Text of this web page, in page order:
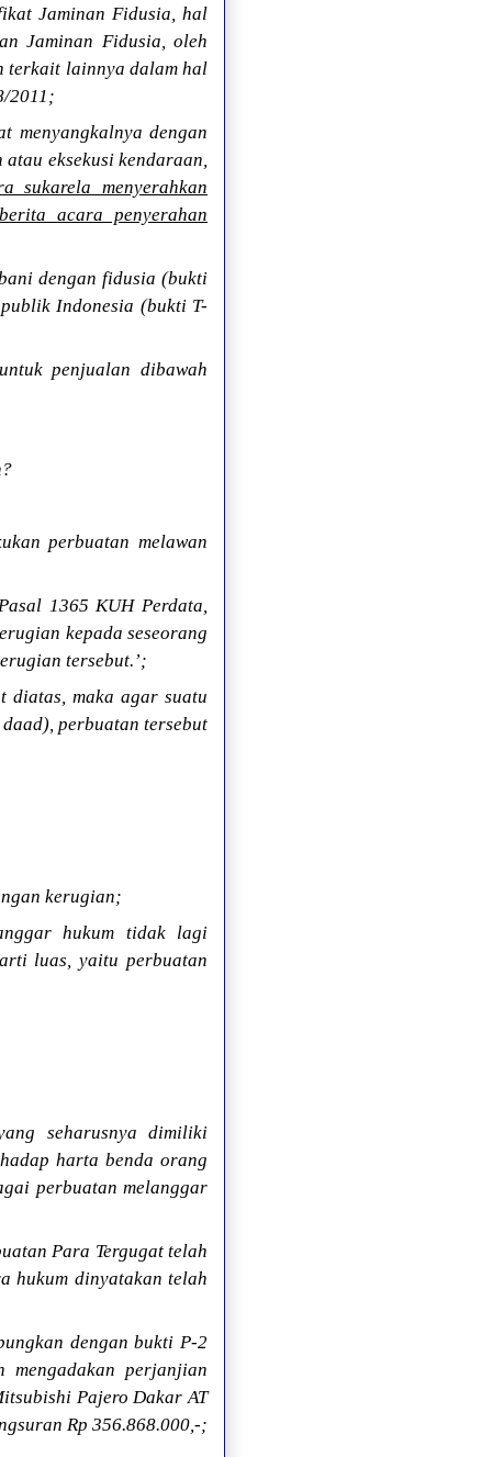
Jaminan Fidusia, hal
Jaminan Fidusia, oleh
terkait lainnya dalam hal
2011;
menyangkalnya dengan
eksekusi kendaraan,
sukarela menyerahkan
acara penyerahan
dengan fidusia (bukti
Indonesia (bukti T-
penjualan dibawah
perbuatan melawan
1365 KUH Perdata,
kepada seseorang
tersebut.’;
diatas, maka agar suatu
perbuatan tersebut
kerugian;
hukum tidak lagi
luas, yaitu perbuatan
seharusnya dimiliki
harta benda orang
perbuatan melanggar
Para Tergugat telah
hukum dinyatakan telah
dengan bukti P-2
perjanjian
Pajero Dakar AT
Rp 356.868.000,-;